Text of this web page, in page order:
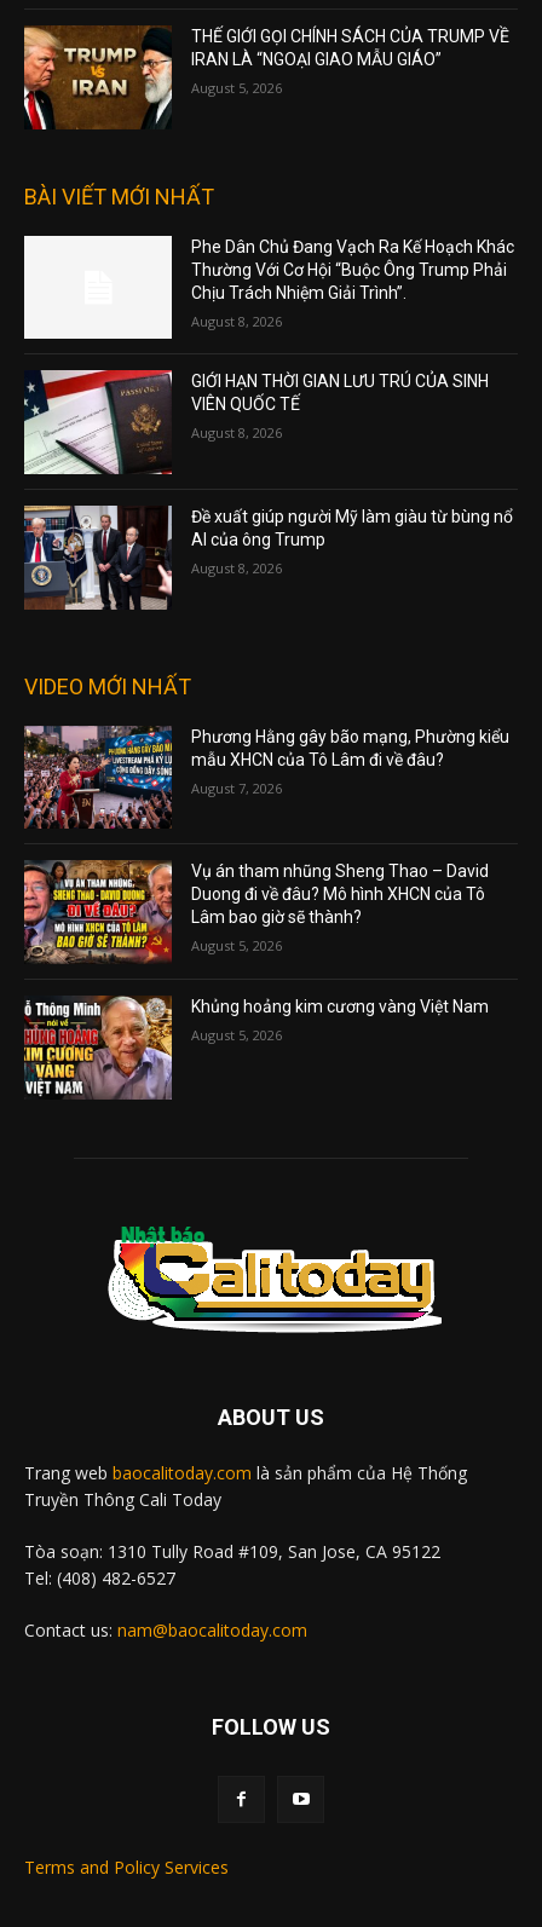
THẾ GIỚI GỌI CHÍNH SÁCH CỦA TRUMP VỀ
IRAN LÀ “NGOẠI GIAO MẪU GIÁO”
August 5, 2026
BÀI VIẾT MỚI NHẤT
Phe Dân Chủ Đang Vạch Ra Kế Hoạch Khác
Thường Với Cơ Hội “Buộc Ông Trump Phải
Chịu Trách Nhiệm Giải Trình”.
August 8, 2026
GIỚI HẠN THỜI GIAN LƯU TRÚ CỦA SINH
VIÊN QUỐC TẾ
August 8, 2026
Đề xuất giúp người Mỹ làm giàu từ bùng nổ
AI của ông Trump
August 8, 2026
VIDEO MỚI NHẤT
Phương Hằng gây bão mạng, Phường kiểu
mẫu XHCN của Tô Lâm đi về đâu?
August 7, 2026
Vụ án tham nhũng Sheng Thao – David
Duong đi về đâu? Mô hình XHCN của Tô
Lâm bao giờ sẽ thành?
August 5, 2026
Khủng hoảng kim cương vàng Việt Nam
August 5, 2026
ABOUT US
Trang web baocalitoday.com là sản phẩm của Hệ Thống
Truyền Thông Cali Today
Tòa soạn: 1310 Tully Road #109, San Jose, CA 95122
Tel: (408) 482-6527
Contact us: nam@baocalitoday.com
FOLLOW US
Terms and Policy Services